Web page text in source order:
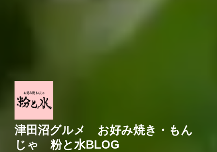
津田沼グルメ お好み焼き・もん
じゃ 粉と水BLOG